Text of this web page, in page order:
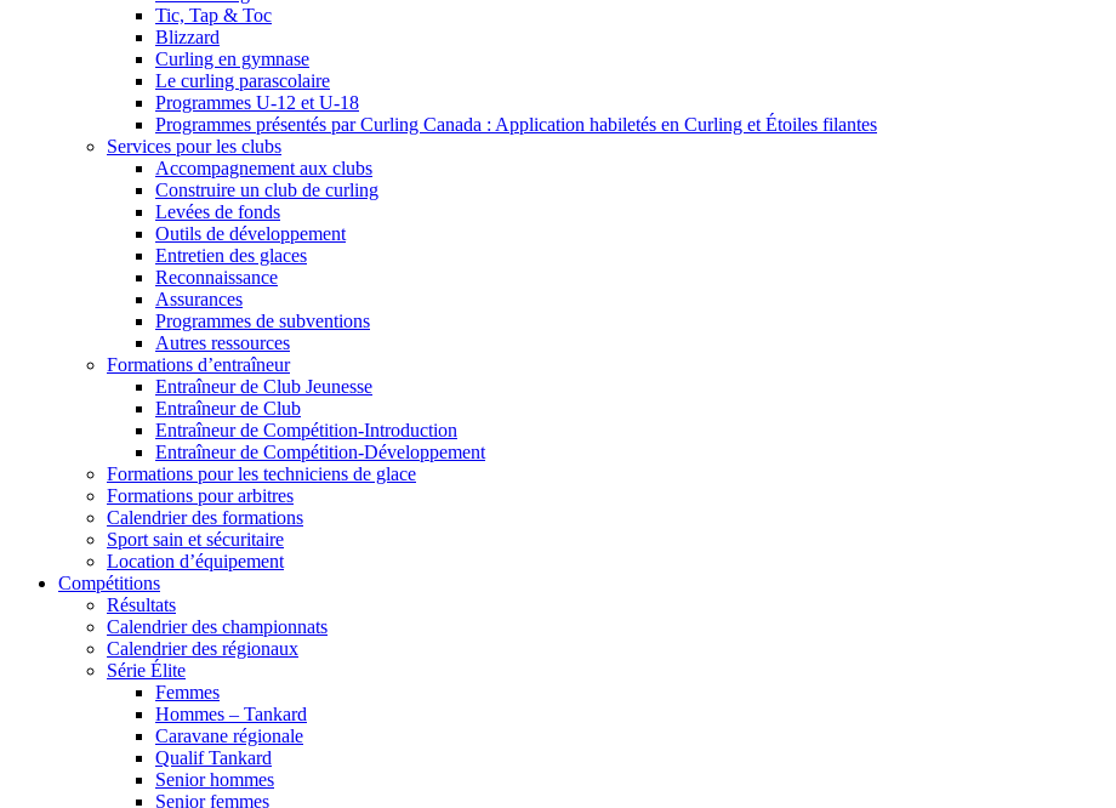
Tic, Tap & Toc
Blizzard
Curling en gymnase
Le curling parascolaire
Programmes U-12 et U-18
Programmes présentés par Curling Canada : Application habiletés en Curling et Étoiles filantes
Services pour les clubs
Accompagnement aux clubs
Construire un club de curling
Levées de fonds
Outils de développement
Entretien des glaces
Reconnaissance
Assurances
Programmes de subventions
Autres ressources
Formations d’entraîneur
Entraîneur de Club Jeunesse
Entraîneur de Club
Entraîneur de Compétition-Introduction
Entraîneur de Compétition-Développement
Formations pour les techniciens de glace
Formations pour arbitres
Calendrier des formations
Sport sain et sécuritaire
Location d’équipement
Compétitions
Résultats
Calendrier des championnats
Calendrier des régionaux
Série Élite
Femmes
Hommes – Tankard
Caravane régionale
Qualif Tankard
Senior hommes
Senior femmes